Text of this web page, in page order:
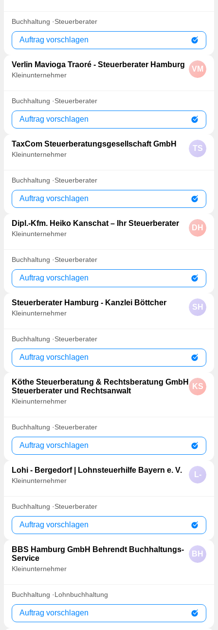
Buchhaltung Steuerberater
Auftrag vorschlagen
Verlin Mavioga Traoré - Steuerberater Hamburg
Kleinunternehmer
VM
Buchhaltung Steuerberater
Auftrag vorschlagen
TaxCom Steuerberatungsgesellschaft GmbH
Kleinunternehmer
TS
Buchhaltung Steuerberater
Auftrag vorschlagen
Dipl.-Kfm. Heiko Kanschat – Ihr Steuerberater
Kleinunternehmer
DH
Buchhaltung Steuerberater
Auftrag vorschlagen
Steuerberater Hamburg - Kanzlei Böttcher
Kleinunternehmer
SH
Buchhaltung Steuerberater
Auftrag vorschlagen
Köthe Steuerberatung & Rechtsberatung GmbH
Steuerberater und Rechtsanwalt
Kleinunternehmer
KS
Buchhaltung Steuerberater
Auftrag vorschlagen
Lohi - Bergedorf | Lohnsteuerhilfe Bayern e. V.
Kleinunternehmer
L-
Buchhaltung Steuerberater
Auftrag vorschlagen
BBS Hamburg GmbH Behrendt Buchhaltungs-
Service
Kleinunternehmer
BH
Buchhaltung Lohnbuchhaltung
Auftrag vorschlagen